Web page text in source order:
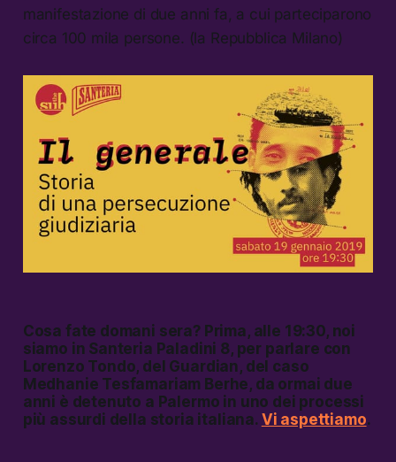
manifestazione di due anni fa, a cui parteciparono
circa 100 mila persone. (la Repubblica Milano)
Cosa fate domani sera? Prima, alle 19:30, noi
siamo in Santeria Paladini 8, per parlare con
Lorenzo Tondo, del Guardian, del caso
Medhanie Tesfamariam Berhe, da ormai due
anni è detenuto a Palermo in uno dei processi
più assurdi della storia italiana. Vi aspettiamo.